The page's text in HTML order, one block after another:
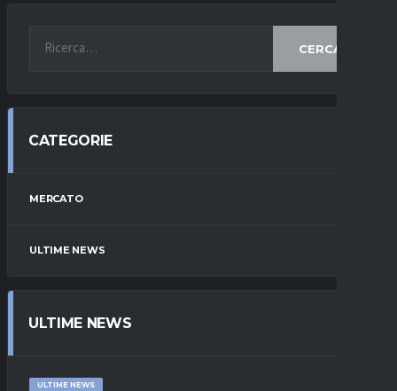
CERCA
CATEGORIE
MERCATO
ULTIME NEWS
ULTIME NEWS
ULTIME NEWS